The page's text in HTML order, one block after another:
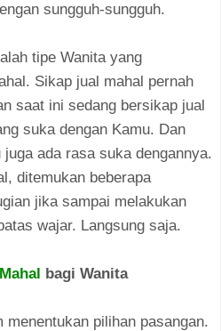
sungguh-sungguh.
tipe Wanita yang
Sikap jual mahal pernah
saat ini sedang bersikap jual
suka dengan Kamu. Dan
ada rasa suka dengannya.
ditemukan beberapa
jika sampai melakukan
wajar. Langsung saja.
bagi Wanita
pilihan pasangan.